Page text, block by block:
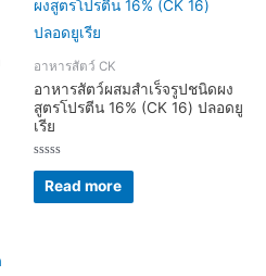
อาหารสัตว์ CK
อาหารสัตว์ผสมสำเร็จรูปชนิดผง
สูตรโปรตีน 16% (CK 16) ปลอดยู
เรีย
Rated
out
of
Read more